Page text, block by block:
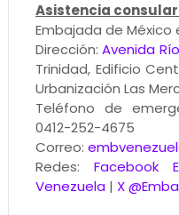
Asistencia
Embajada de México
Dirección:Avenida
Trinidad, Edificio
Urbanización Las
Teléfono de
0412-252-4675
Correo:
Redes: Facebook
Venezuela| X